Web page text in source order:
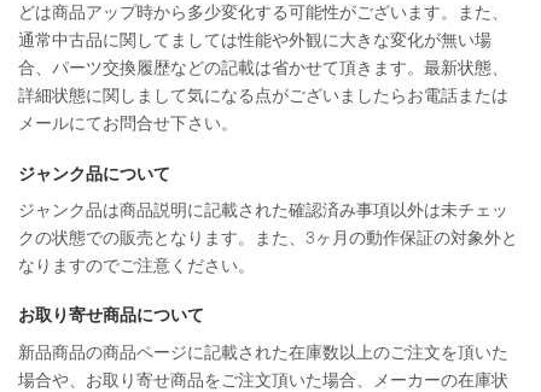
どは商品アップ時から多少変化する可能性がございます。また、
通常中古品に関してましては性能や外観に大きな変化が無い場
合、パーツ交換履歴などの記載は省かせて頂きます。最新状態、
詳細状態に関しまして気になる点がございましたらお電話または
メールにてお問合せ下さい。
ジャンク品について
ジャンク品は商品説明に記載された確認済み事項以外は未チェッ
クの状態での販売となります。また、3ヶ月の動作保証の対象外と
なりますのでご注意ください。
お取り寄せ商品について
新品商品の商品ページに記載された在庫数以上のご注文を頂いた
場合や、お取り寄せ商品をご注文頂いた場合、メーカーの在庫状